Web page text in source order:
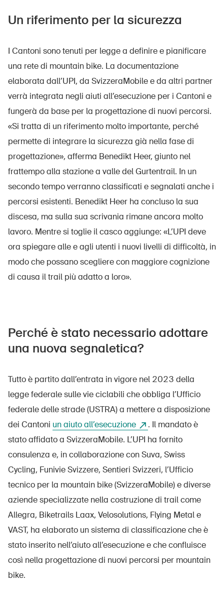
DE FR IT EN
Abbonati alla newsletter
Un riferimento per la sicurezza
I Cantoni sono tenuti per legge a definire e pianificare
una rete di mountain bike. La documentazione
elaborata dall’UPI, da SvizzeraMobile e da altri partner
verrà integrata negli aiuti all’esecuzione per i Cantoni e
fungerà da base per la progettazione di nuovi percorsi.
«Si tratta di un riferimento molto importante, perché
permette di integrare la sicurezza già nella fase di
progettazione», afferma Benedikt Heer, giunto nel
frattempo alla stazione a valle del Gurtentrail. In un
secondo tempo verranno classificati e segnalati anche i
percorsi esistenti. Benedikt Heer ha concluso la sua
discesa, ma sulla sua scrivania rimane ancora molto
lavoro. Mentre si toglie il casco aggiunge: «L’UPI deve
ora spiegare alle e agli utenti i nuovi livelli di difficoltà, in
modo che possano scegliere con maggiore cognizione
di causa il trail più adatto a loro».
Perché è stato necessario adottare
una nuova segnaletica?
Tutto è partito dall’entrata in vigore nel 2023 della
legge federale sulle vie ciclabili che obbliga l’Ufficio
federale delle strade (USTRA) a mettere a disposizione
dei Cantoni un aiuto all’esecuzione
. Il mandato è
stato affidato a SvizzeraMobile. L’UPI ha fornito
consulenza e, in collaborazione con Suva, Swiss
Cycling, Funivie Svizzere, Sentieri Svizzeri, l’Ufficio
tecnico per la mountain bike (SvizzeraMobile) e diverse
aziende specializzate nella costruzione di trail come
Allegra, Biketrails Laax, Velosolutions, Flying Metal e
VAST, ha elaborato un sistema di classificazione che è
stato inserito nell’aiuto all’esecuzione e che confluisce
così nella progettazione di nuovi percorsi per mountain
bike.